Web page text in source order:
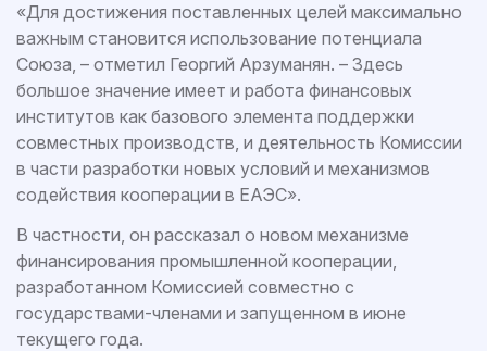
«Для достижения поставленных целей максимально
важным становится использование потенциала
Союза, – отметил Георгий Арзуманян. – Здесь
большое значение имеет и работа финансовых
институтов как базового элемента поддержки
совместных производств, и деятельность Комиссии
в части разработки новых условий и механизмов
содействия кооперации в ЕАЭС».
В частности, он рассказал о новом механизме
финансирования промышленной кооперации,
разработанном Комиссией совместно с
государствами-членами и запущенном в июне
текущего года.